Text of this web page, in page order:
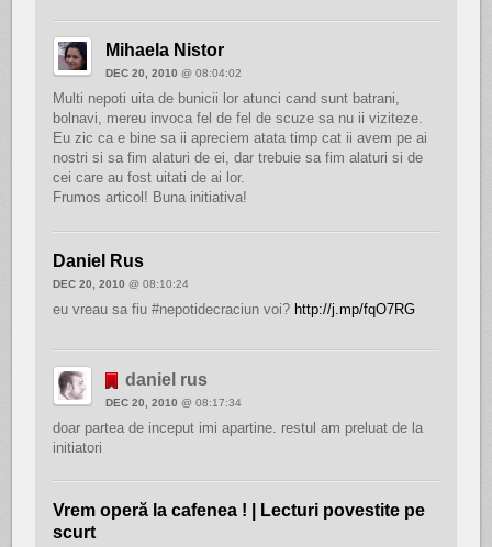
Mihaela Nistor
DEC 20, 2010 @ 08:04:02
Multi nepoti uita de bunicii lor atunci cand sunt batrani,
bolnavi, mereu invoca fel de fel de scuze sa nu ii viziteze.
Eu zic ca e bine sa ii apreciem atata timp cat ii avem pe ai
nostri si sa fim alaturi de ei, dar trebuie sa fim alaturi si de
cei care au fost uitati de ai lor.
Frumos articol! Buna initiativa!
Daniel Rus
DEC 20, 2010 @ 08:10:24
eu vreau sa fiu #nepotidecraciun voi? http://j.mp/fqO7RG
daniel rus
DEC 20, 2010 @ 08:17:34
doar partea de inceput imi apartine. restul am preluat de la
initiatori
Vrem operă la cafenea ! | Lecturi povestite pe
scurt